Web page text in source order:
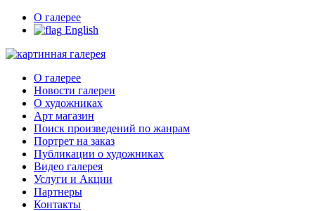
О галерее
English
О галерее
Новости галереи
О художниках
Арт магазин
Поиск произведений по жанрам
Портрет на заказ
Публикации о художниках
Видео галерея
Услуги и Акции
Партнеры
Контакты